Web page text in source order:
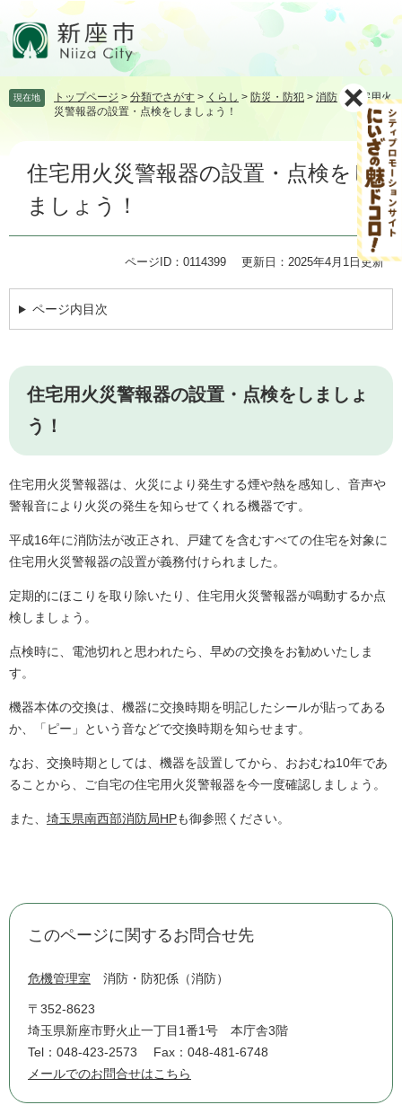
頭飛 現在地 トップページ > 分類でさがす > くらし > 防災・防犯 > 消防>住宅用火
災警報器の設置・点検をしましょう！
住宅用火災警報器の設置・点検をし
ましょう！
ページID：0114399 更新日：2025年4月1日更新
ページ内目次
住宅用火災警報器の設置・点検をしましょ
う！
住宅用火災警報器は、火災により発生する煙や熱を感知し、音声や
警報音により火災の発生を知らせてくれる機器です。
平成16年に消防法が改正され、戸建てを含むすべての住宅を対象に
住宅用火災警報器の設置が義務付けられました。
定期的にほこりを取り除いたり、住宅用火災警報器が鳴動するか点
検しましょう。
点検時に、電池切れと思われたら、早めの交換をお勧めいたしま
す。
機器本体の交換は、機器に交換時期を明記したシールが貼ってある
か、「ピー」という音などで交換時期を知らせます。
なお、交換時期としては、機器を設置してから、おおむね10年であ
ることから、ご自宅の住宅用火災警報器を今一度確認しましょう。
また、 埼玉県南西部消防局HPも御参照ください。
このページに関するお問合せ先
危機管理室 消防・防犯係（消防）
〒352-8623
埼玉県新座市野火止一丁目1番1号 本庁舎3階
Tel：048-423-2573
Fax：048-481-6748
メールでのお問合せはこちら